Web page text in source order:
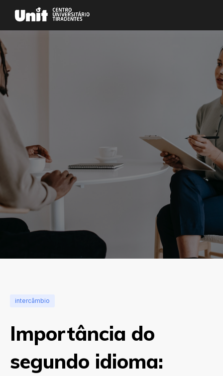
intercâmbio
Importância do
segundo idioma: